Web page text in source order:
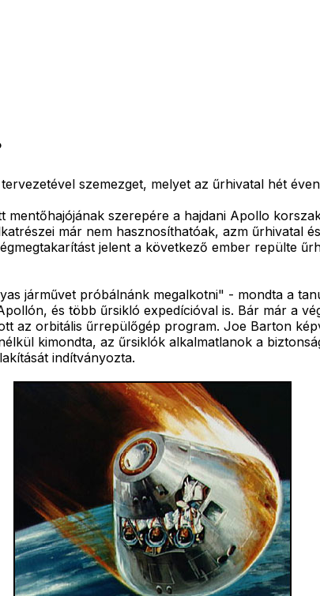
szemezget, melyet az űrhivatal hét
szerepére a hajdani Apollo
már nem hasznosíthatóak, azm űrhivatal
jelent a következő ember repülte
járművet próbálnánk megalkotni" - mondta a
és több űrsikló expedícióval is. Bár már a
az orbitális űrrepülőgép program. Joe Barton
kimondta, az űrsiklók alkalmatlanok a
indítványozta.